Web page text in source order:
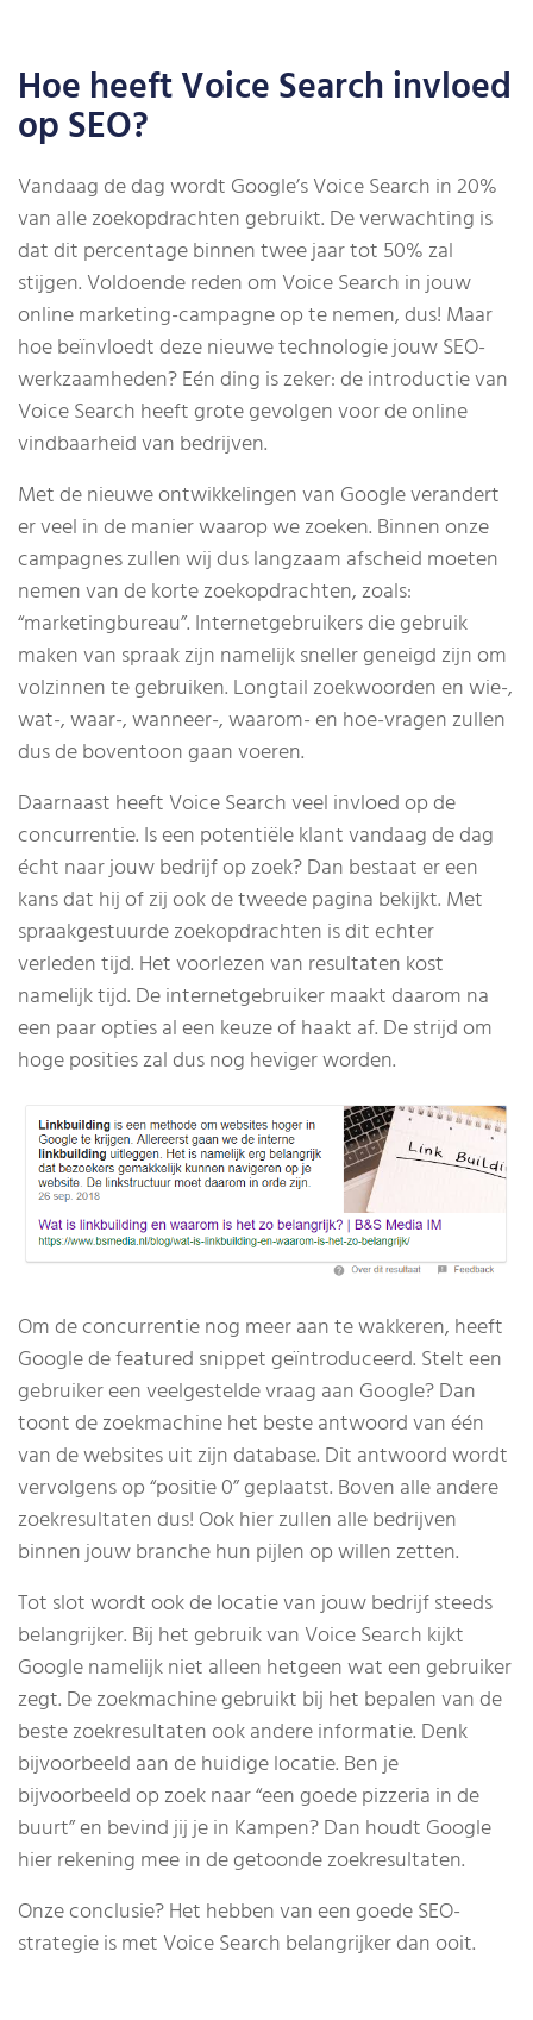
Hoe heeft Voice Search invloed
op SEO?
Vandaag de dag wordt Google’s Voice Search in 20%
van alle zoekopdrachten gebruikt. De verwachting is
dat dit percentage binnen twee jaar tot 50% zal
stijgen. Voldoende reden om Voice Search in jouw
online marketing-campagne op te nemen, dus! Maar
hoe beïnvloedt deze nieuwe technologie jouw SEO-
werkzaamheden? Eén ding is zeker: de introductie van
Voice Search heeft grote gevolgen voor de online
vindbaarheid van bedrijven.
Met de nieuwe ontwikkelingen van Google verandert
er veel in de manier waarop we zoeken. Binnen onze
campagnes zullen wij dus langzaam afscheid moeten
nemen van de korte zoekopdrachten, zoals:
“marketingbureau”. Internetgebruikers die gebruik
maken van spraak zijn namelijk sneller geneigd zijn om
volzinnen te gebruiken. Longtail zoekwoorden en wie-,
wat-, waar-, wanneer-, waarom- en hoe-vragen zullen
dus de boventoon gaan voeren.
Daarnaast heeft Voice Search veel invloed op de
concurrentie. Is een potentiële klant vandaag de dag
écht naar jouw bedrijf op zoek? Dan bestaat er een
kans dat hij of zij ook de tweede pagina bekijkt. Met
spraakgestuurde zoekopdrachten is dit echter
verleden tijd. Het voorlezen van resultaten kost
namelijk tijd. De internetgebruiker maakt daarom na
een paar opties al een keuze of haakt af. De strijd om
hoge posities zal dus nog heviger worden.
Om de concurrentie nog meer aan te wakkeren, heeft
Google de featured snippet geïntroduceerd. Stelt een
gebruiker een veelgestelde vraag aan Google? Dan
toont de zoekmachine het beste antwoord van één
van de websites uit zijn database. Dit antwoord wordt
vervolgens op “positie 0” geplaatst. Boven alle andere
zoekresultaten dus! Ook hier zullen alle bedrijven
binnen jouw branche hun pijlen op willen zetten.
Tot slot wordt ook de locatie van jouw bedrijf steeds
belangrijker. Bij het gebruik van Voice Search kijkt
Google namelijk niet alleen hetgeen wat een gebruiker
zegt. De zoekmachine gebruikt bij het bepalen van de
beste zoekresultaten ook andere informatie. Denk
bijvoorbeeld aan de huidige locatie. Ben je
bijvoorbeeld op zoek naar “een goede pizzeria in de
buurt” en bevind jij je in Kampen? Dan houdt Google
hier rekening mee in de getoonde zoekresultaten.
Onze conclusie? Het hebben van een goede SEO-
strategie is met Voice Search belangrijker dan ooit.